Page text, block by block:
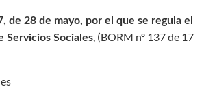
de 28 de mayo, por el que se regula el
Servicios Sociales, (BORM nº 137 de 17